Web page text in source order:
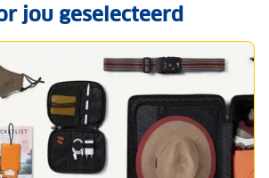
jou geselecteerd